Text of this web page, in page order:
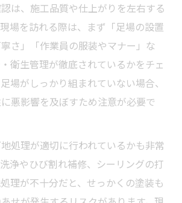
は、施工品質や仕上がりを左右する
場を訪れる際は、まず「足場の設置
さ」「作業員の服装やマナー」な
衛生管理が徹底されているかをチェ
場がしっかり組まれていない場合、
悪影響を及ぼすため注意が必要で
処理が適切に行われているかも非常
浄やひび割れ補修、シーリングの打
理が不十分だと、せっかくの塗装も